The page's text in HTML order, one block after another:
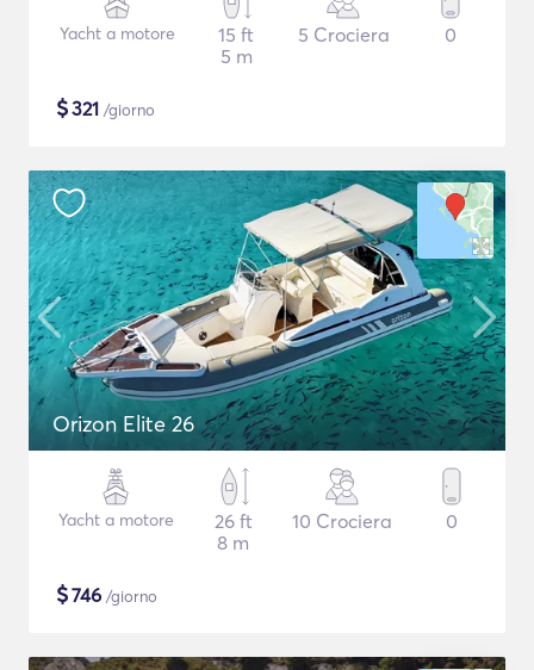
Yacht a motore
15 ft
5 m
5 Crociera 0
$321 /giorno
Orizon Elite 26
Yacht a motore
26 ft
8 m
10 Crociera 0
$746 /giorno